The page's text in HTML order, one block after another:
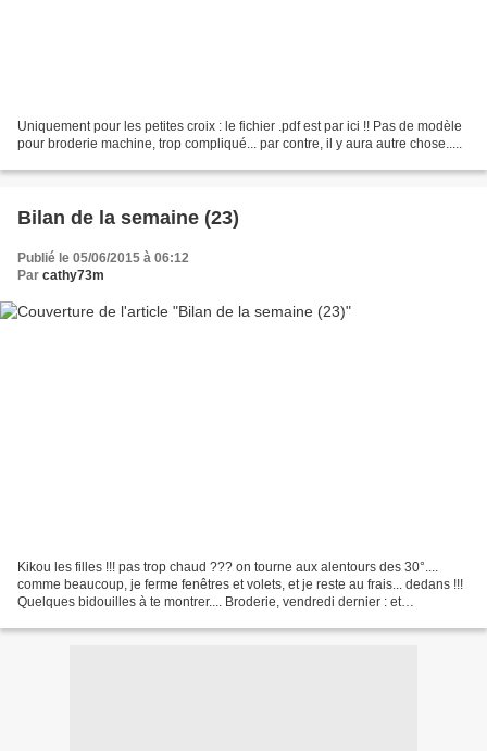
Uniquement pour les petites croix : le fichier .pdf est par ici !! Pas de modèle
pour broderie machine, trop compliqué... par contre, il y aura autre chose.....
Bilan de la semaine (23)
Publié le 05/06/2015 à 06:12
Par cathy73m
Kikou les filles !!! pas trop chaud ??? on tourne aux alentours des 30°....
comme beaucoup, je ferme fenêtres et volets, et je reste au frais... dedans !!!
Quelques bidouilles à te montrer.... Broderie, vendredi dernier : et